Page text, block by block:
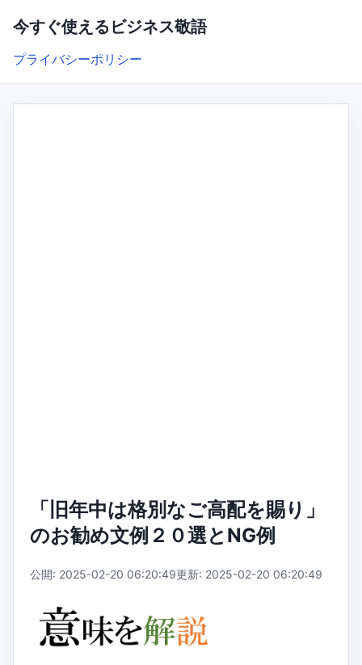
今すぐ使えるビジネス敬語
プライバシーポリシー
「旧年中は格別なご高配を賜り」
のお勧め文例２０選とNG例
公開: 2025-02-20 06:20:49更新: 2025-02-20 06:20:49